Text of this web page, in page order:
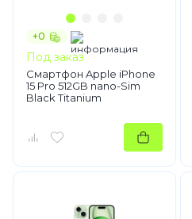
+0
Под заказ
Смартфон Apple iPhone
15 Pro 512GB nano-Sim
Black Titanium